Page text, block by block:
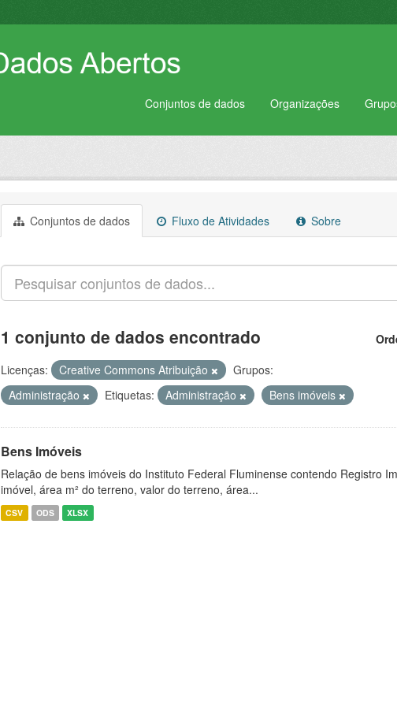
Conjuntos de dados Organizações
Conjuntos de dados Fluxo de Atividades Sobre
1 conjunto de dados encontrado
Licenças: Creative Commons Atribuição
Grupos:
Administração
Etiquetas: Administração Bens imóveis
Bens Imóveis
Relação de bens imóveis do Instituto Federal Fluminense contendo Registro
imóvel, área m² do terreno, valor do terreno, área...
CSV ODS XLSX